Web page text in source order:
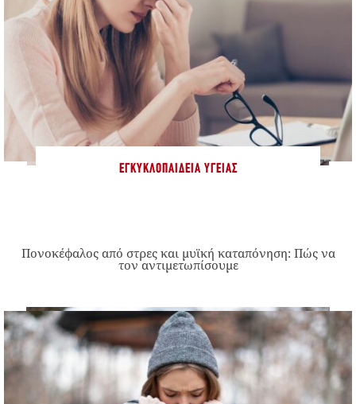
ΕΓΚΥΚΛΟΠΑΊΔΕΙΑ ΥΓΕΊΑΣ
Πονοκέφαλος από στρες και μυϊκή καταπόνηση: Πώς να
τον αντιμετωπίσουμε